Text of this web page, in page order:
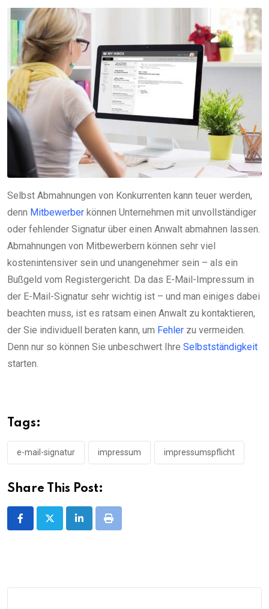
Selbst Abmahnungen von Konkurrenten kann teuer werden,
denn Mitbewerber können Unternehmen mit unvollständiger
oder fehlender Signatur über einen Anwalt abmahnen lassen.
Abmahnungen von Mitbewerbern können sehr viel
kostenintensiver sein und unangenehmer sein – als ein
Bußgeld vom Registergericht. Da das E-Mail-Impressum in
der E-Mail-Signatur sehr wichtig ist – und man einiges dabei
beachten muss, ist es ratsam einen Anwalt zu kontaktieren,
der Sie individuell beraten kann, um Fehler zu vermeiden.
Denn nur so können Sie unbeschwert Ihre Selbstständigkeit
starten.
Tags:
e-mail-signatur impressum impressumspflicht
Share This Post:
LinkedInPrint